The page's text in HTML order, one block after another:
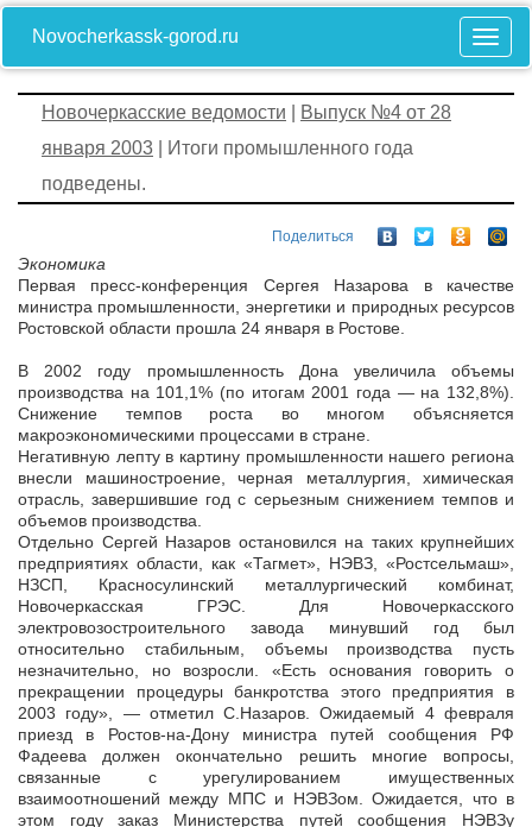
Novocherkassk-gorod.ru
Новочеркасские ведомости
Выпуск №4 от 28
января 2003 | Итоги промышленного года
подведены.
Поделиться
Экономика
Первая пресс-конференция Сергея Назарова в качестве
министра промышленности, энергетики и природных ресурсов
Ростовской области прошла 24 января в Ростове.
В 2002 году промышленность Дона увеличила объемы
производства на 101,1% (по итогам 2001 года — на 132,8%).
Снижение темпов роста во многом объясняется
макроэкономическими процессами в стране.
Негативную лепту в картину промышленности нашего региона
внесли машиностроение, черная металлургия, химическая
отрасль, завершившие год с серьезным снижением темпов и
объемов производства.
Отдельно Сергей Назаров остановился на таких крупнейших
предприятиях области, как «Тагмет», НЭВЗ, «Ростсельмаш»,
НЗСП, Красносулинский металлургический комбинат,
Новочеркасская ГРЭС. Для Новочеркасского
электровозостроительного завода минувший год был
относительно стабильным, объемы производства пусть
незначительно, но возросли. «Есть основания говорить о
прекращении процедуры банкротства этого предприятия в
2003 году», — отметил С.Назаров. Ожидаемый 4 февраля
приезд в Ростов-на-Дону министра путей сообщения РФ
Фадеева должен окончательно решить многие вопросы,
связанные с урегулированием имущественных
взаимоотношений между МПС и НЭВЗом. Ожидается, что в
этом году заказ Министерства путей сообщения НЭВЗу